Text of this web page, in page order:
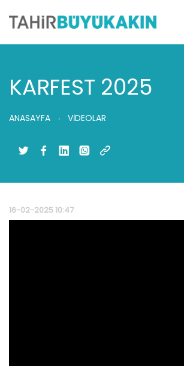
KARFEST 2025
ANASAYFA VİDEOLAR
16-02-2025 10:47